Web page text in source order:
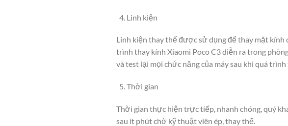
Linh kiện
Linh kiện thay thế được sử dụng để thay mặt kính
trình thay kính Xiaomi Poco C3 diễn ra trong
và test lại mọi chức năng của máy sau khi quá
Thời gian
Thời gian thực hiện trực tiếp, nhanh chóng, quý
sau ít phút chờ kỹ thuật viên ép, thay thế.